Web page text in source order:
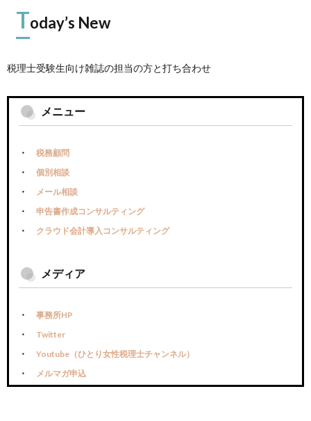
Today’s New
税理士受験生向け雑誌の担当の方と打ち合わせ
メニュー
税務顧問
個別相談
メール相談
申告書作成コンサルティング
クラウド会計導入コンサルティング
メディア
事務所HP
Twitter
Youtube（ひとり女性税理士チャンネル）
メルマガ申込